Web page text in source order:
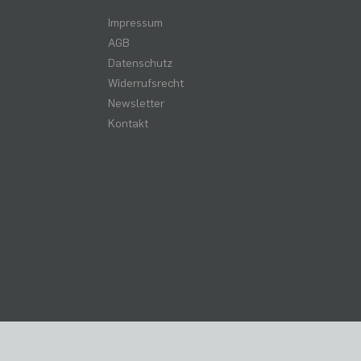
Impressum
AGB
Datenschutz
Widerrufsrecht
Newsletter
Kontakt